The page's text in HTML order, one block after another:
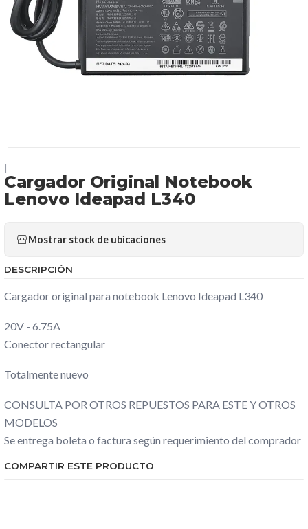
Cargador Original Notebook
Lenovo Ideapad L340
Mostrar stock de ubicaciones
DESCRIPCIÓN
Cargador original para notebook Lenovo Ideapad L340
20V - 6.75A
Conector rectangular
Totalmente nuevo
CONSULTA POR OTROS REPUESTOS PARA ESTE Y OTROS
MODELOS
Se entrega boleta o factura según requerimiento del comprador
COMPARTIR ESTE PRODUCTO